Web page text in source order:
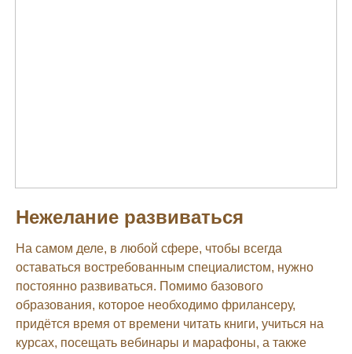
Нежелание развиваться
На самом деле, в любой сфере, чтобы всегда
оставаться востребованным специалистом, нужно
постоянно развиваться. Помимо базового
образования, которое необходимо фрилансеру,
придётся время от времени читать книги, учиться на
курсах, посещать вебинары и марафоны, а также